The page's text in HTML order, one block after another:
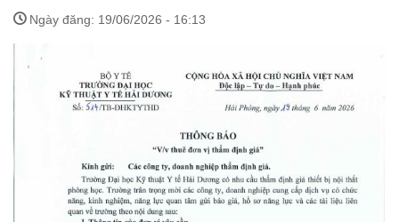
Ngày đăng: 19/06/2026 - 16:13